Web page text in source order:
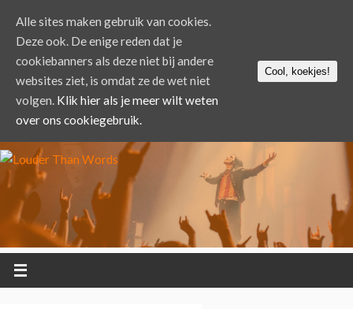
Alle sites maken gebruik van cookies.
Deze ook. De enige reden dat je
cookiebanners als deze niet bij andere
websites ziet, is omdat ze de wet niet
volgen. Klik hier als je meer wilt weten
over ons cookiegebruik.
Cool, koekjes!